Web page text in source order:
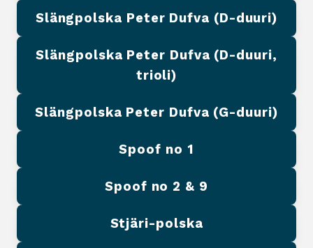
Slängpolska Peter Dufva (D-duuri)
Slängpolska Peter Dufva (D-duuri,
trioli)
Slängpolska Peter Dufva (G-duuri)
Spoof no 1
Spoof no 2 & 9
Stjäri-polska